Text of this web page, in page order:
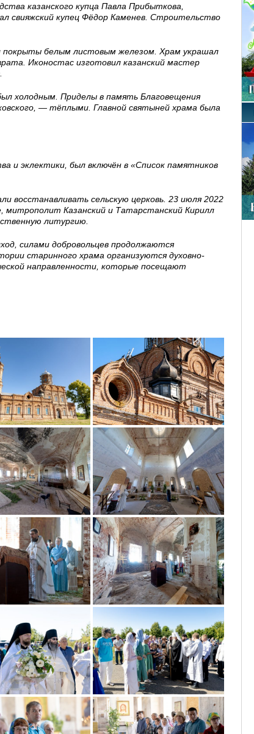
казанского купца Павла Прибыткова,
свияжский купец Фёдор Каменев. Строительство
покрыты белым листовым железом. Храм украшал
Иконостас изготовил казанский мастер
холодным. Приделы в память Благовещения
— тёплыми. Главной святыней храма была
и эклектики, был включён в «Список памятников
восстанавливать сельскую церковь. 23 июля 2022
митрополит Казанский и Татарстанский Кирилл
литургию.
силами добровольцев продолжаются
старинного храма организуются духовно-
направленности, которые посещают